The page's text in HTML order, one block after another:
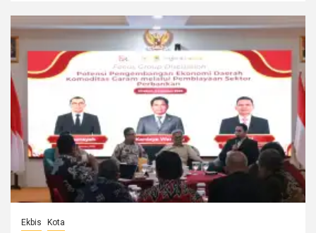
Ekbis Kota